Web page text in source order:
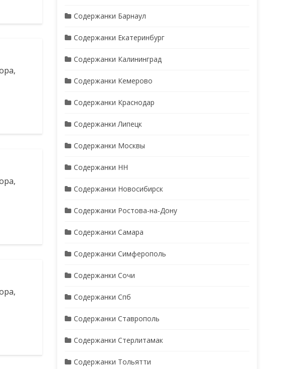
Содержанки Барнаул
Содержанки Екатеринбург
Содержанки Калининград
Содержанки Кемерово
Содержанки Краснодар
Содержанки Липецк
Содержанки Москвы
Содержанки НН
Содержанки Новосибирск
Содержанки Ростова-на-Дону
Содержанки Самара
Содержанки Симферополь
Содержанки Сочи
Содержанки Спб
Содержанки Ставрополь
Содержанки Стерлитамак
Содержанки Тольятти